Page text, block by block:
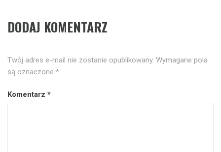
DODAJ KOMENTARZ
Twój adres e-mail nie zostanie opublikowany. Wymagane pola
są oznaczone *
Komentarz *